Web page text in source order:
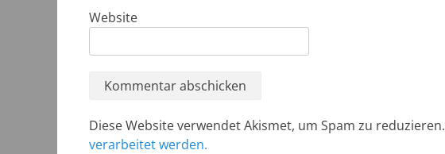
Website
Diese Website verwendet Akismet, um Spam zu reduzieren.
verarbeitet werden.